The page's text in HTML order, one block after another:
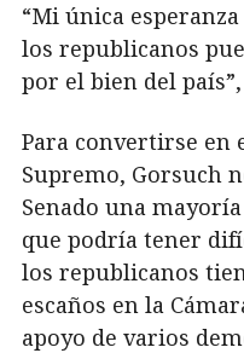
“Mi única
los republicanos
por el bien del
Para convertirse en
Supremo, Gorsuch
Senado una
que podría tener
los republicanos
escaños en la
apoyo de varios